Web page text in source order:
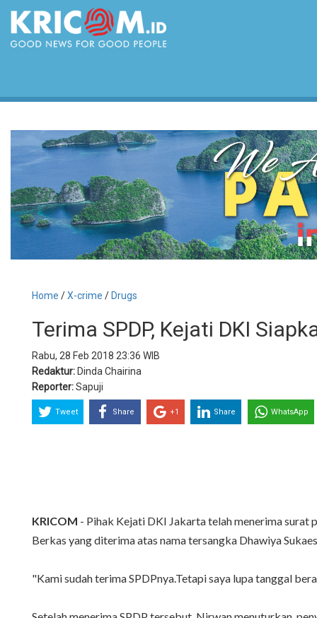
Home /X-crime / Drugs
Terima SPDP, Kejati DKI
Rabu, 28 Feb 2018 23:36 WIB
Redaktur: Dinda Chairina
Reporter:Sapuji
Tweet Share +1 Share WhatsApp
KRICOM - Pihak Kejati DKI Jakarta telah menerima surat
Berkas yang diterima atas nama tersangka Dhawiya
"Kami sudah terima SPDPnya.Tetapi saya lupa tanggal